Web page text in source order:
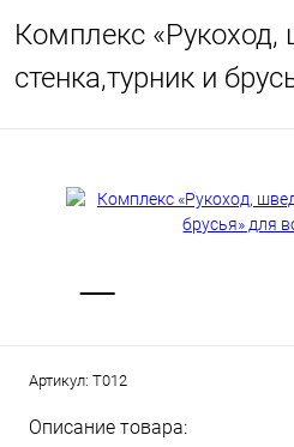
Комплекс «Рукоход,
стенка,турник и
Артикул: Т012
Описание товара: